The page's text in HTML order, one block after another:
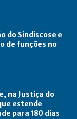
do Sindiscose e
de funções no
na Justiça do
estende
para 180 dias